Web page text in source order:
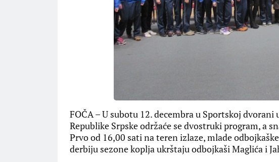
FOČA – U subotu 12. decembra u Sportskoj
Republike Srpske održaće se dvostruki program, a
Prvo od 16,00 sati na teren izlaze, mlade
derbiju sezone koplja ukrštaju odbojkaši Maglića i